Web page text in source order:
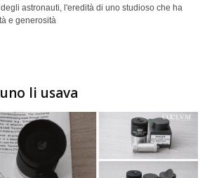
astronauti, l'eredità di uno studioso che ha
e generosità
li usava